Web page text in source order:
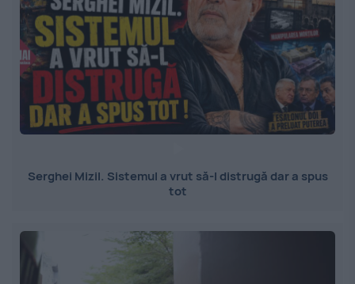
Serghei Mizil. Sistemul a vrut să-l distrugă dar a spus
tot